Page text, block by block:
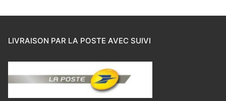
LIVRAISON PAR LA POSTE AVEC SUIVI